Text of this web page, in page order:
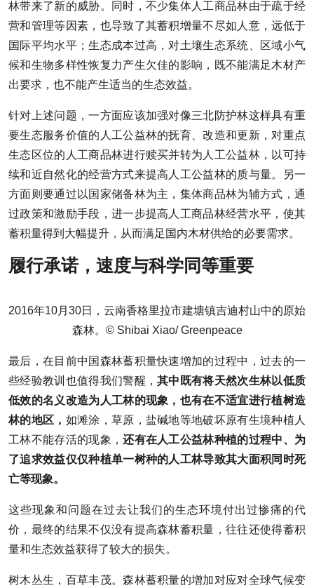
林带来了新的威胁。同时，不少集体人工商品林由于疏于经
营和管理等因素，也导致了其蓄积增量不尽如人意，远低于
国际平均水平；生态成本过高，对土壤生态系统、区域小气
候和生物多样性恢复力产生欠佳的影响，既不能满足木材产
出要求，也不能产生适当的生态效益。
针对上述问题，一方面应该加强对像三北防护林这样具有重
要生态服务价值的人工公益林的抚育、改造和更新，对重点
生态区位的人工商品林进行赎买并转为人工公益林，以可持
续和近自然化的经营方式来提高人工公益林的质与量。另一
方面则要通过以国家储备林为主，集体商品林为辅方式，通
过政策和激励手段，进一步提高人工商品林经营水平，使其
蓄积量得到大幅提升，从而满足国内木材供给的必要需求。
履行承诺，速度与科学同等重要
2016年10月30日，云南香格里拉市建塘镇吉迪村山中的原始
森林。© Shibai Xiao/ Greenpeace
最后，在目前中国森林蓄积量快速增加的过程中，过去的一
些经验教训也值得我们警醒，其中既有将天然次生林以低质
低效的名义改造为人工林的现象，也有在不适宜进行植树造
林的地区， 如滩涂，草原，盐碱地等地破坏原有生境种植人
工林不能存活的现象，还有在人工公益林种植的过程中、为
了追求效益仅仅种植单一树种的人工林导致其大面积同时死
亡等现象。
这些现象和问题在过去让我们的生态环境付出过惨痛的代
价，最终的结果不仅没有提高森林蓄积量，往往还使得蓄积
量和生态效益获得了较大的损失。
树木丛生，百草丰茂。森林蓄积量的增加对应对全球气候变